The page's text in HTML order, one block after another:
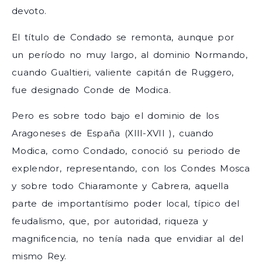
devoto.
El título de Condado se remonta, aunque por
un período no muy largo, al dominio Normando,
cuando Gualtieri, valiente capitán de Ruggero,
fue designado Conde de Modica.
Pero es sobre todo bajo el dominio de los
Aragoneses de España (XIII-XVII ), cuando
Modica, como Condado, conoció su periodo de
explendor, representando, con los Condes Mosca
y sobre todo Chiaramonte y Cabrera, aquella
parte de importantísimo poder local, típico del
feudalismo, que, por autoridad, riqueza y
magnificencia, no tenía nada que envidiar al del
mismo Rey.